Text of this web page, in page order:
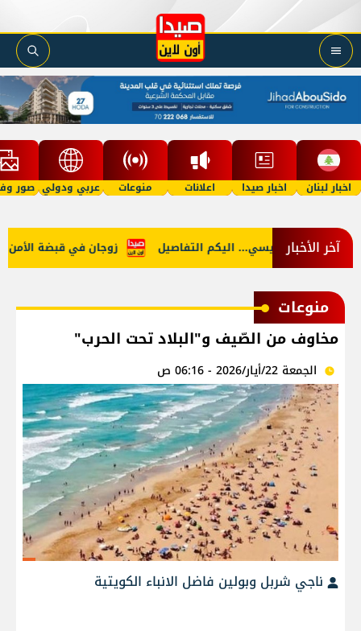
اخبار لبنان اخبار صيدا اعلانات منوعات عربي ودولي صور
آخر الأخبار زوجان في قبضة الأمن... وفاة والد ميسي... اليكم التفاصيل
منوعات
مخاوف من الصّيف و"البلاد تحت الحرب"
الجمعة 22/أيار/2026 - 06:16 ص
ناجي شربل وبولين فاضل الانباء الكويتية